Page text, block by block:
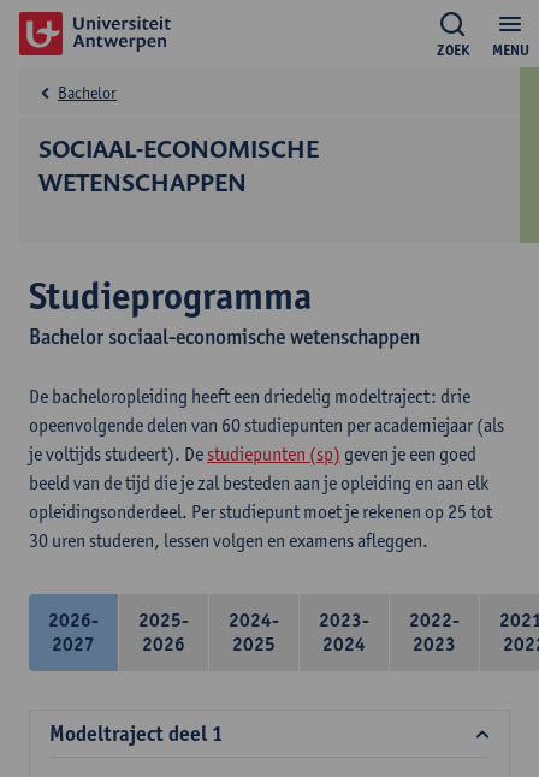
MENU
ZOEK
SOCIAAL-ECONOMISCHE
WETENSCHAPPEN
Bachelor
Studieprogramma
Bachelor sociaal-economische wetenschappen
De bacheloropleiding heeft een driedelig modeltraject: drie
opeenvolgende delen van 60 studiepunten per academiejaar (als
je voltijds studeert). De studiepunten (sp) geven je een goed
beeld van de tijd die je zal besteden aan je opleiding en aan elk
opleidingsonderdeel. Per studiepunt moet je rekenen op 25 tot
30 uren studeren, lessen volgen en examens afleggen.
2026-
2027
2025-
2026
2024-
2025
2023-
2024
2022-
2023
Modeltraject deel 1